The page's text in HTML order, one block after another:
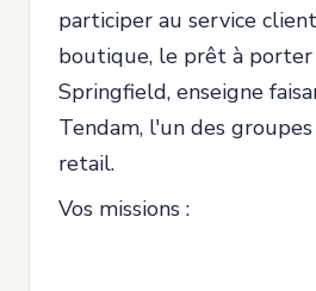
participer au service
boutique, le prêt à porter
Springfield, enseigne
Tendam, l'un des
retail.
Vos missions :